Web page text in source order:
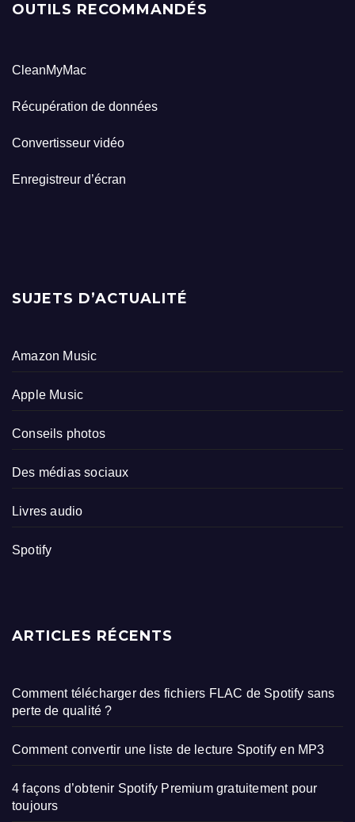
OUTILS RECOMMANDÉS
CleanMyMac
Récupération de données
Convertisseur vidéo
Enregistreur d’écran
SUJETS D’ACTUALITÉ
Amazon Music
Apple Music
Conseils photos
Des médias sociaux
Livres audio
Spotify
ARTICLES RÉCENTS
Comment télécharger des fichiers FLAC de Spotify sans
perte de qualité ?
Comment convertir une liste de lecture Spotify en MP3
4 façons d’obtenir Spotify Premium gratuitement pour
toujours